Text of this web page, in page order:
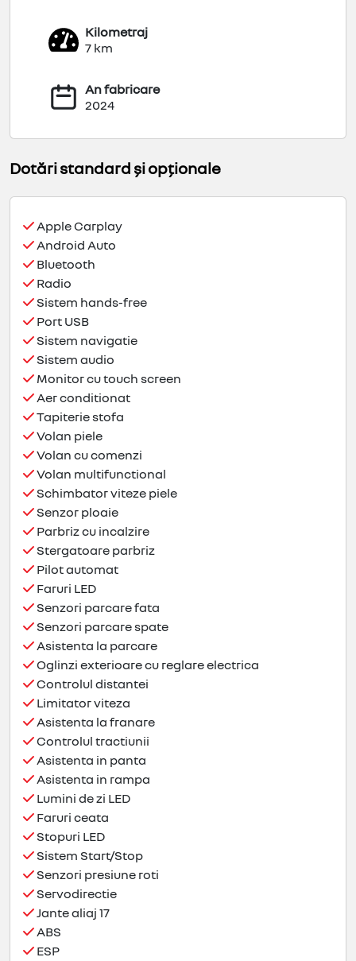
Kilometraj
7 km
An fabricare
2024
Dotări standard și opționale
Apple Carplay
Android Auto
Bluetooth
Radio
Sistem hands-free
Port USB
Sistem navigatie
Sistem audio
Monitor cu touch screen
Aer conditionat
Tapiterie stofa
Volan piele
Volan cu comenzi
Volan multifunctional
Schimbator viteze piele
Senzor ploaie
Parbriz cu incalzire
Stergatoare parbriz
Pilot automat
Faruri LED
Senzori parcare fata
Senzori parcare spate
Asistenta la parcare
Oglinzi exterioare cu reglare electrica
Controlul distantei
Limitator viteza
Asistenta la franare
Controlul tractiunii
Asistenta in panta
Asistenta in rampa
Lumini de zi LED
Faruri ceata
Stopuri LED
Sistem Start/Stop
Senzori presiune roti
Servodirectie
Jante aliaj 17
ABS
ESP